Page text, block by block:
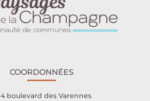
COORDONNÉES
4 boulevard des Varennes